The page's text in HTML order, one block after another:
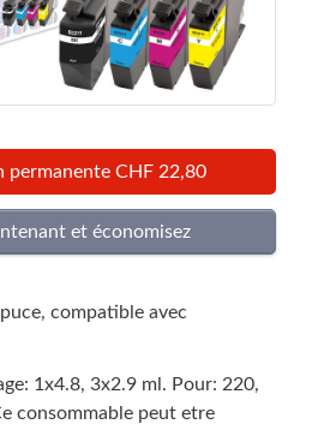
permanente CHF 22,80
compatible avec
1x4.8, 3x2.9 ml. Pour: 220,
consommable peut etre